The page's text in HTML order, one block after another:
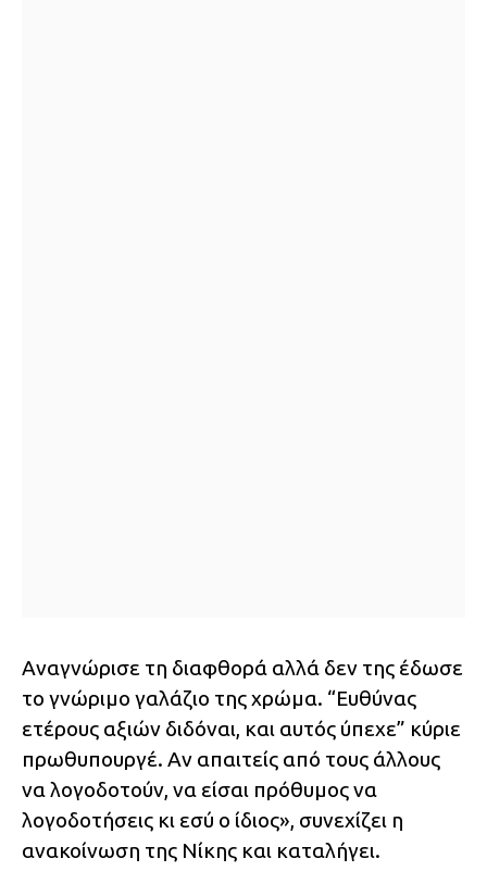
Αναγνώρισε τη διαφθορά αλλά δεν της έδωσε
το γνώριμο γαλάζιο της χρώμα. “Ευθύνας
ετέρους αξιών διδόναι, και αυτός ύπεχε” κύριε
πρωθυπουργέ. Αν απαιτείς από τους άλλους
να λογοδοτούν, να είσαι πρόθυμος να
λογοδοτήσεις κι εσύ ο ίδιος», συνεχίζει η
ανακοίνωση της Νίκης και καταλήγει.